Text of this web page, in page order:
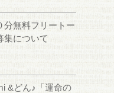
分無料フリートー
集について
&どん♪「運命の